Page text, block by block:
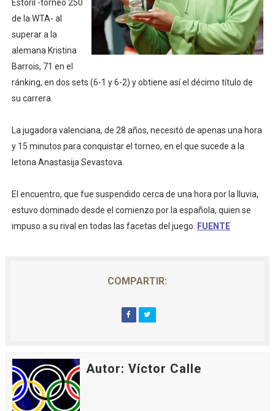
Mundial de lacrosse femenino 2026 (Tokio, Japón) -
Máxima celebración en el último Impact! con Jason
Mundial de esgrima 2026 (Hong Kong) - La delegación
Raquel Rodriguez es la nueva monarca
Campeonato de Europa de atletismo femenino 2026
Estoril -torneo 250
de la WTA- al
superar a la
alemana Kristina
Barrois, 71 en el
ránking, en dos sets (6-1 y 6-2) y obtiene así el décimo título de
su carrera.
La jugadora valenciana, de 28 años, necesitó de apenas una hora
y 15 minutos para conquistar el torneo, en el que sucede a la
letona Anastasija Sevastova.
El encuentro, que fue suspendido cerca de una hora por la lluvia,
estuvo dominado desde el comienzo por la española, quien se
impuso a su rival en todas las facetas del juego.
FUENTE
COMPARTIR:
Autor: Víctor Calle